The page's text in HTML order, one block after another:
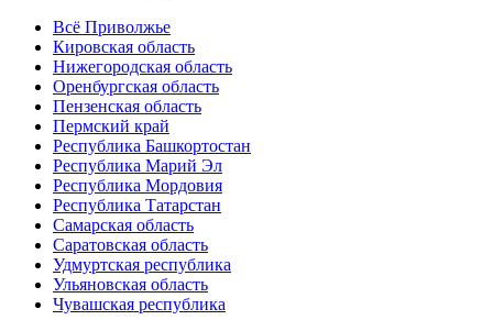
Всё Приволжье
Кировская область
Нижегородская область
Оренбургская область
Пензенская область
Пермский край
Республика Башкортостан
Республика Марий Эл
Республика Мордовия
Республика Татарстан
Самарская область
Саратовская область
Удмуртская республика
Ульяновская область
Чувашская республика